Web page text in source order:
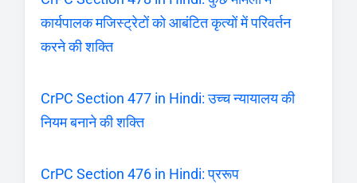
कार्यपालक मजिस्ट्रेटों को आबंटित कृत्यों में परिवर्तन
करने की शक्ति
CrPC Section 477 in Hindi: उच्च न्यायालय की
नियम बनाने की शक्ति
CrPC Section 476 in Hindi: प्ररूप